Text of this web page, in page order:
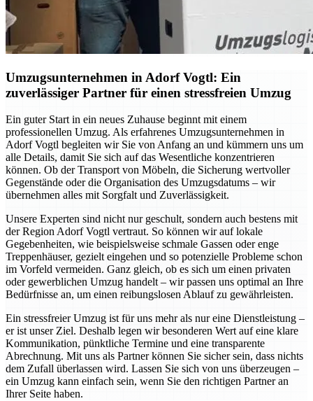
Umzugsunternehmen in Adorf Vogtl: Ein
zuverlässiger Partner für einen stressfreien Umzug
Ein guter Start in ein neues Zuhause beginnt mit einem
professionellen Umzug. Als erfahrenes Umzugsunternehmen in
Adorf Vogtl begleiten wir Sie von Anfang an und kümmern uns um
alle Details, damit Sie sich auf das Wesentliche konzentrieren
können. Ob der Transport von Möbeln, die Sicherung wertvoller
Gegenstände oder die Organisation des Umzugsdatums – wir
übernehmen alles mit Sorgfalt und Zuverlässigkeit.
Unsere Experten sind nicht nur geschult, sondern auch bestens mit
der Region Adorf Vogtl vertraut. So können wir auf lokale
Gegebenheiten, wie beispielsweise schmale Gassen oder enge
Treppenhäuser, gezielt eingehen und so potenzielle Probleme schon
im Vorfeld vermeiden. Ganz gleich, ob es sich um einen privaten
oder gewerblichen Umzug handelt – wir passen uns optimal an Ihre
Bedürfnisse an, um einen reibungslosen Ablauf zu gewährleisten.
Ein stressfreier Umzug ist für uns mehr als nur eine Dienstleistung –
er ist unser Ziel. Deshalb legen wir besonderen Wert auf eine klare
Kommunikation, pünktliche Termine und eine transparente
Abrechnung. Mit uns als Partner können Sie sicher sein, dass nichts
dem Zufall überlassen wird. Lassen Sie sich von uns überzeugen –
ein Umzug kann einfach sein, wenn Sie den richtigen Partner an
Ihrer Seite haben.